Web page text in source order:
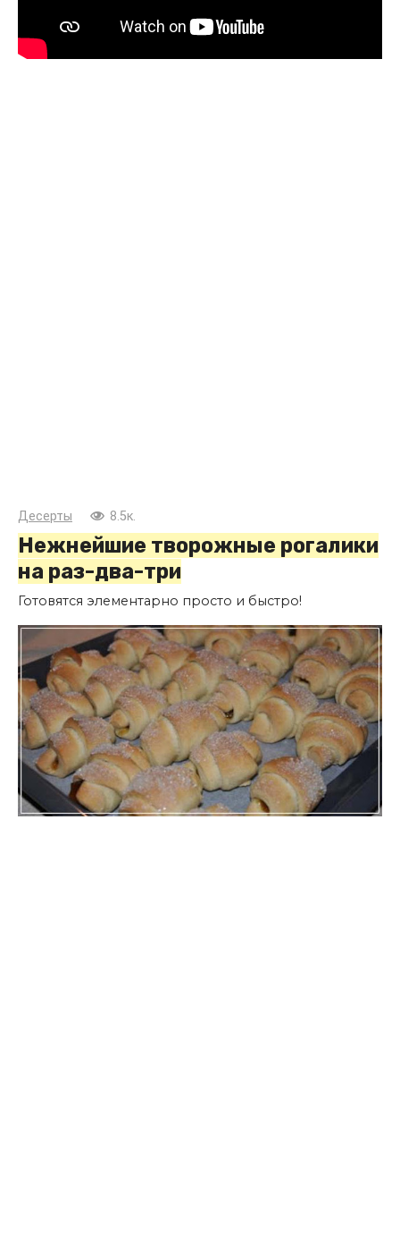
Десерты 8.5к.
Нежнейшие творожные рогалики
на раз-два-три
Готовятся элементарно просто и быстро!